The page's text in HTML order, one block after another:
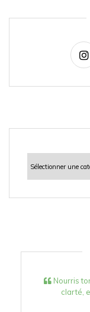
Catégories
Nourris
clarté,